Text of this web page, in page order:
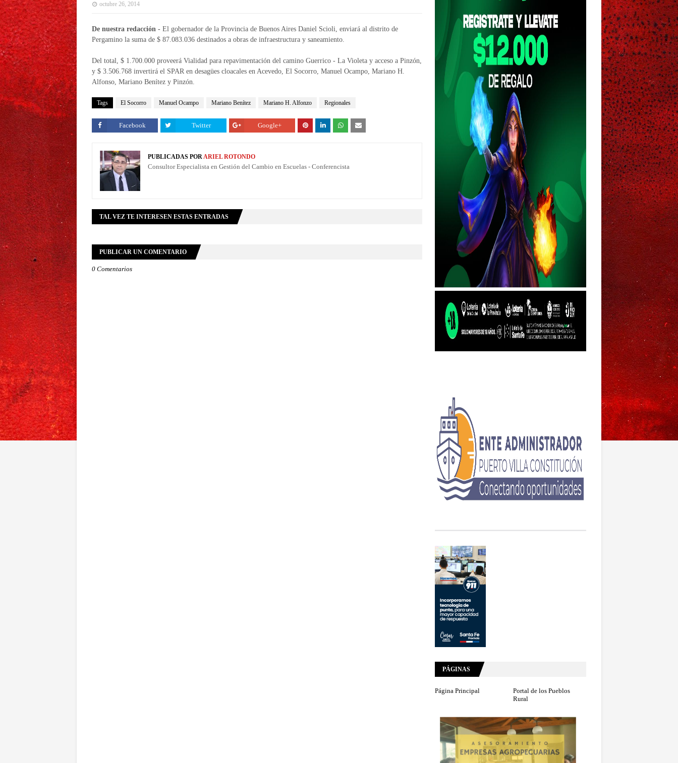
octubre 26, 2014
De nuestra redacción - El gobernador de la Provincia de Buenos Aires Daniel Scioli, enviará al distrito de
Pergamino la suma de $ 87.083.036 destinados a obras de infraestructura y saneamiento.
Del total, $ 1.700.000 proveerá Vialidad para repavimentación del camino Guerrico - La Violeta y acceso a Pinzón,
y $ 3.506.768 invertirá el SPAR en desagües cloacales en Acevedo, El Socorro, Manuel Ocampo, Mariano H.
Alfonso, Mariano Benítez y Pinzón.
Tags El Socorro Manuel Ocampo Mariano Benítez Mariano H. Alfonzo Regionales
Facebook Twitter Google+
PUBLICADAS PORARIEL ROTONDO
Consultor Especialista en Gestión del Cambio en Escuelas - Conferencista
TAL VEZ TE INTERESEN ESTAS ENTRADAS
PUBLICAR UN COMENTARIO
0 Comentarios
PÁGINAS
Página Principal
Portal de los Pueblos
Rural